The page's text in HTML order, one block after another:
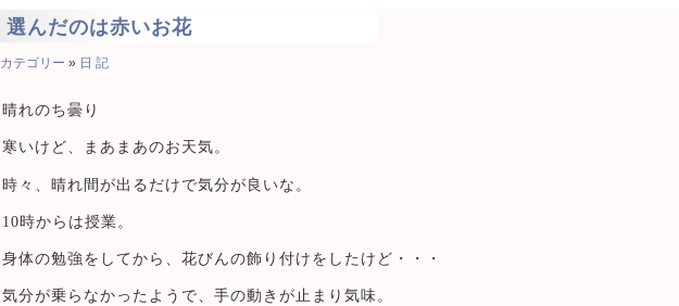
選んだのは赤いお花
カテゴリー » 日 記
晴れのち曇り
寒いけど、まあまあのお天気。
時々、晴れ間が出るだけで気分が良いな。
10時からは授業。
身体の勉強をしてから、花びんの飾り付けをしたけど・・・
気分が乗らなかったようで、手の動きが止まり気味。